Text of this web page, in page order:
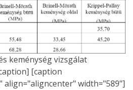
keménység vizsgálat
[caption
align="aligncenter" width="589"]